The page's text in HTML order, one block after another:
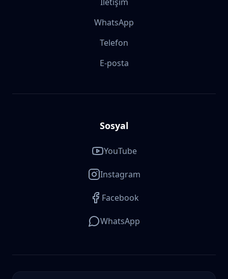
WhatsApp
Telefon
E-posta
Sosyal
YouTube
Instagram
Facebook
WhatsApp